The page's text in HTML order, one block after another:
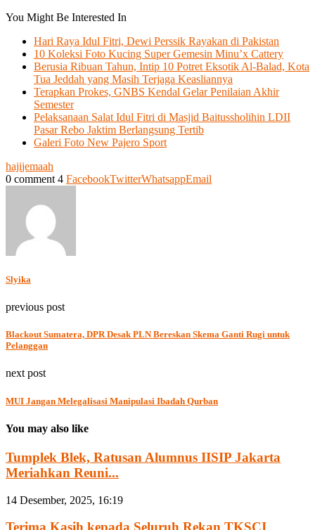
You Might Be Interested In
Hari Raya Idul Fitri, Dewi Perssik Rayakan di Pakistan
10 Koleksi Foto Kucing Super Gemesin Minu’x Cattery
Berusia Ribuan Tahun, Intip 10 Potret Eksotik Al-Balad, Kota
Tua Jeddah yang Masih Terjaga Keasliannya
Terapkan Prokes, GNBS Kendal Gelar Penilaian Akhir
Semester
Pelaksanaan Salat Idul Fitri di Masjid Baitussholihin LDII
Pasar Rebo Jaktim Berlangsung Tertib
Galeri Foto New Pajero Sport
hajijemaah
0 comment 4 FacebookTwitterWhatsappEmail
Slyika
previous post
Blackout Sumatera, DPR Desak PLN Bereskan Skema Ganti Rugi untuk
Pelanggan
next post
MUI Jangan Melegalisasi Manipulasi Ibadah Qurban
You may also like
Tumplek Blek, Ratusan Alumnus IISIP Jakarta
Meriahkan Reuni...
14 Desember, 2025, 16:19